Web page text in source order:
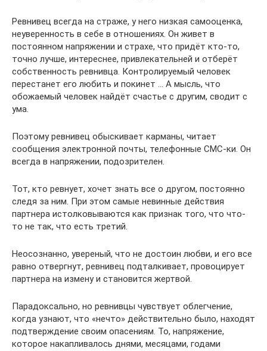
Ревнивец всегда на страже, у него низкая самооценка,
неуверенность в себе в отношениях. Он живет в
постоянном напряжении и страхе, что придёт кто-то,
точно лучше, интереснее, привлекательней и отберёт
собственность ревнивца. Контролируемый человек
перестанет его любить и покинет … А мысль, что
обожаемый человек найдёт счастье с другим, сводит с
ума.
Поэтому ревнивец обыскивает карманы, читает
сообщения электронной почты, телефонные СМС-ки. Он
всегда в напряжении, подозрителен.
Тот, кто ревнует, хочет знать все о другом, постоянно
следя за ним. При этом самые невинные действия
партнера истолковываются как признак того, что что-
то не так, что есть третий.
Неосознанно, увереный, что не достоин любви, и его все
равно отвергнут, ревнивец подталкивает, провоцирует
партнера на измену и становится жертвой.
Парадоксально, но ревнивцы чувствует облегчение,
когда узнают, что «нечто» действительно было, находят
подтверждение своим опасениям. То, напряжение,
которое накапливалось днями, месяцами, годами